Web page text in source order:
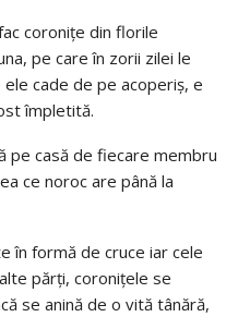
coronițe din florile
pe care în zorii zilei le
ele cade de pe acoperiș, e
împletită.
pe casă de fiecare membru
ce noroc are până la
în formă de cruce iar cele
părți, coronițele se
se anină de o vită tânără,